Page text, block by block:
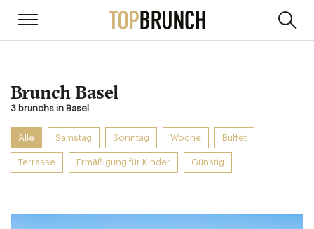
Brunch Basel
3 brunchs in Basel
Alle Samstag Sonntag Woche Buffet
Terrasse Ermäßigung für Kinder Günstig